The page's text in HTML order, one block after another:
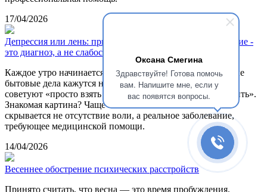
Оксана Смегина
Здравствуйте! Готова помочь
вам. Напишите мне, если у
вас появятся вопросы.
17/04/2026
Депрессия или лень: признаки того, что плохое настроение -
это диагноз, а не слабость
Каждое утро начинается с тяжелой усталости. Привычные
бытовые дела кажутся неподъемным грузом, а близкие
советуют «просто взять себя в руки» и «перестать хандрить».
Знакомая картина? Чаще всего за таким состоянием
скрывается не отсутствие воли, а реальное заболевание,
требующее медицинской помощи.
14/04/2026
Весеннее обострение психических расстройств
Принято считать, что весна — это время пробуждения,